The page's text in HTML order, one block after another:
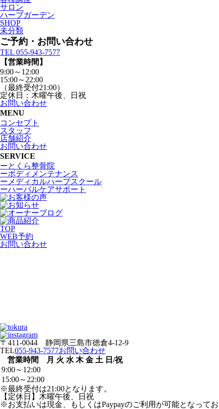
サロン
ハーブガーデン
SHOP
未分類
ご予約・お問い合わせ
TEL 055-943-7577
【営業時間】
9:00～12:00
15:00～22:00
（最終受付21:00）
定休日：木曜午後、日祝
お問い合わせ
MENU
コンセプト
スタッフ
店舗紹介
お問い合わせ
SERVICE
ーとくら整骨院
ーボディメンテナンス
ーメディカルハーブスクール
ーハーバルケアサポート
TOP
WEB予約
お問い合わせ
〒411-0044 静岡県三島市徳倉4-12-9
TEL055-943-7577お問い合わせ
営業時間
月 火 水 木 金 土 日/祝
9:00～12:00
15:00～22:00
※最終受付は21:00となります。
【定休日】木曜午後、日祝
※お支払いは現金、もしくはPaypayのご利用が可能となってお